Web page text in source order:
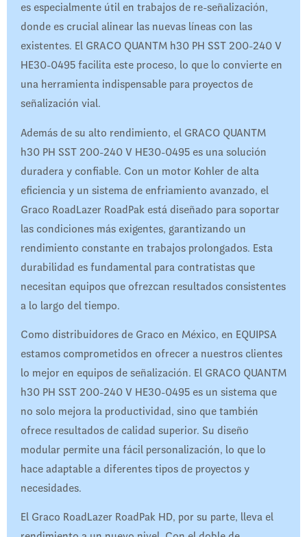
es especialmente útil en trabajos de re-señalización,
donde es crucial alinear las nuevas líneas con las
existentes. El GRACO QUANTM h30 PH SST 200-240 V
HE30-0495 facilita este proceso, lo que lo convierte en
una herramienta indispensable para proyectos de
señalización vial.
Además de su alto rendimiento, el GRACO QUANTM
h30 PH SST 200-240 V HE30-0495 es una solución
duradera y confiable. Con un motor Kohler de alta
eficiencia y un sistema de enfriamiento avanzado, el
Graco RoadLazer RoadPak está diseñado para soportar
las condiciones más exigentes, garantizando un
rendimiento constante en trabajos prolongados. Esta
durabilidad es fundamental para contratistas que
necesitan equipos que ofrezcan resultados consistentes
a lo largo del tiempo.
Como distribuidores de Graco en México, en EQUIPSA
estamos comprometidos en ofrecer a nuestros clientes
lo mejor en equipos de señalización. El GRACO QUANTM
h30 PH SST 200-240 V HE30-0495 es un sistema que
no solo mejora la productividad, sino que también
ofrece resultados de calidad superior. Su diseño
modular permite una fácil personalización, lo que lo
hace adaptable a diferentes tipos de proyectos y
necesidades.
El Graco RoadLazer RoadPak HD, por su parte, lleva el